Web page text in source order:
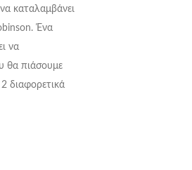
καταλαμβάνει
Ένα
να
θα πιάσουμε
διαφορετικά